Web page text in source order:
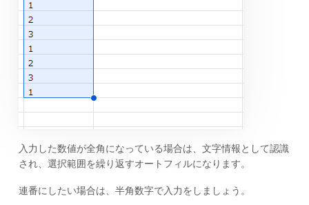
入力した数値が全角になっている場合は、文字情報として認識
され、選択範囲を繰り返すオートフィルになります。
連番にしたい場合は、半角数字で入力をしましょう。